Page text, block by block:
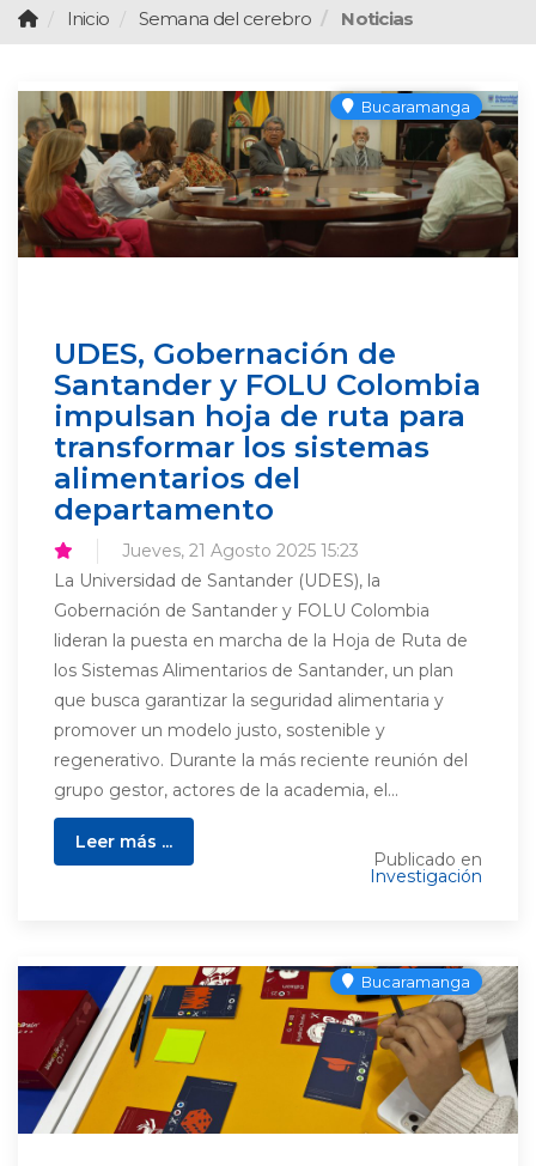
Inicio Semana del cerebro Noticias
Bucaramanga
UDES, Gobernación de
Santander y FOLU Colombia
impulsan hoja de ruta para
transformar los sistemas
alimentarios del
departamento
Jueves, 21 Agosto 2025 15:23
La Universidad de Santander (UDES), la
Gobernación de Santander y FOLU Colombia
lideran la puesta en marcha de la Hoja de Ruta de
los Sistemas Alimentarios de Santander, un plan
que busca garantizar la seguridad alimentaria y
promover un modelo justo, sostenible y
regenerativo. Durante la más reciente reunión del
grupo gestor, actores de la academia, el...
Leer más ...
Publicado en
Investigación
Bucaramanga